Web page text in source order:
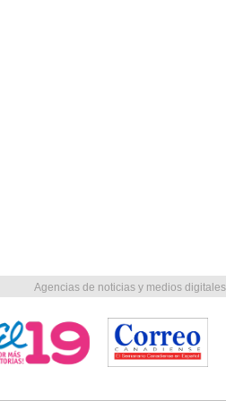
Agencias de noticias y medios digitales